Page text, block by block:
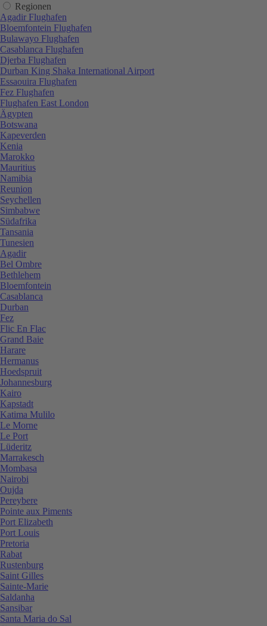
Regionen
Agadir Flughafen
Bloemfontein Flughafen
Bulawayo Flughafen
Casablanca Flughafen
Djerba Flughafen
Durban King Shaka International Airport
Essaouira Flughafen
Fez Flughafen
Flughafen East London
Ägypten
Botswana
Kapeverden
Kenia
Marokko
Mauritius
Namibia
Reunion
Seychellen
Simbabwe
Südafrika
Tansania
Tunesien
Agadir
Bel Ombre
Bethlehem
Bloemfontein
Casablanca
Durban
Fez
Flic En Flac
Grand Baie
Harare
Hermanus
Hoedspruit
Johannesburg
Kairo
Kapstadt
Katima Mulilo
Le Morne
Le Port
Lüderitz
Marrakesch
Mombasa
Nairobi
Oujda
Pereybere
Pointe aux Piments
Port Elizabeth
Port Louis
Pretoria
Rabat
Rustenburg
Saint Gilles
Sainte-Marie
Saldanha
Sansibar
Santa Maria do Sal